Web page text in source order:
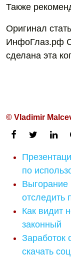
Также
Оригинал
ИнфоГлаз.рф
сделана эта
© Vladimir
по
Выгорание
отследить
Как видит
законный
Заработок
скачать